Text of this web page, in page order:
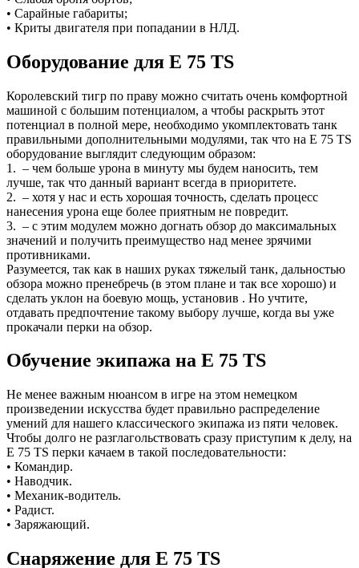
• Сарайные габариты;
• Криты двигателя при попадании в НЛД.
Оборудование для E 75 TS
Королевский тигр по праву можно считать очень комфортной
машиной с большим потенциалом, а чтобы раскрыть этот
потенциал в полной мере, необходимо укомплектовать танк
правильными дополнительными модулями, так что на E 75 TS
оборудование выглядит следующим образом:
1. – чем больше урона в минуту мы будем наносить, тем
лучше, так что данный вариант всегда в приоритете.
2. – хотя у нас и есть хорошая точность, сделать процесс
нанесения урона еще более приятным не повредит.
3. – с этим модулем можно догнать обзор до максимальных
значений и получить преимущество над менее зрячими
противниками.
Разумеется, так как в наших руках тяжелый танк, дальностью
обзора можно пренебречь (в этом плане и так все хорошо) и
сделать уклон на боевую мощь, установив . Но учтите,
отдавать предпочтение такому выбору лучше, когда вы уже
прокачали перки на обзор.
Обучение экипажа на E 75 TS
Не менее важным нюансом в игре на этом немецком
произведении искусства будет правильно распределение
умений для нашего классического экипажа из пяти человек.
Чтобы долго не разглагольствовать сразу приступим к делу, на
E 75 TS перки качаем в такой последовательности:
• Командир.
• Наводчик.
• Механик-водитель.
• Радист.
• Заряжающий.
Снаряжение для E 75 TS